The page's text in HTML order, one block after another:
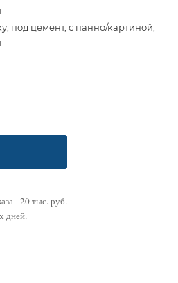
под цемент, с панно/картиной,
- 20 тыс. руб.
дней.